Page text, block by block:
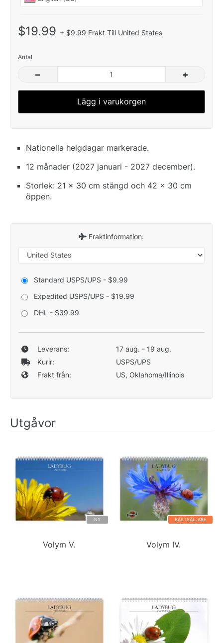
$19.99 + $9.99 Frakt Till United States
Antal
– +
Lägg i varukorgen
Nationella helgdagar markerade.
12 månader (2027 januari - 2027 december).
Storlek: 21 x 30 cm stängd och 42 x 30 cm
öppen.
Fraktinformation:
Standard USPS/UPS - $9.99
Expedited USPS/UPS - $19.99
DHL - $39.99
Leverans:
17 aug. - 19 aug.
Kurir:
USPS/UPS
Frakt från:
US, Oklahoma/Illinois
Utgåvor
NY
Volym V.
BÄSTSÄLJARE
Volym IV.